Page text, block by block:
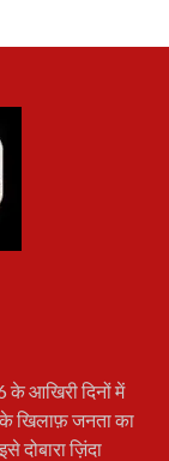
के आखिरी दिनों में
खिलाफ़ जनता का
दोबारा ज़िंदा